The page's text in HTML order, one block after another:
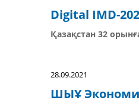
Digital IMD-
Қазақстан 32
28.09.2021
ШЫҰ